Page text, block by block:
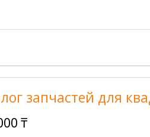
запчастей для
₸